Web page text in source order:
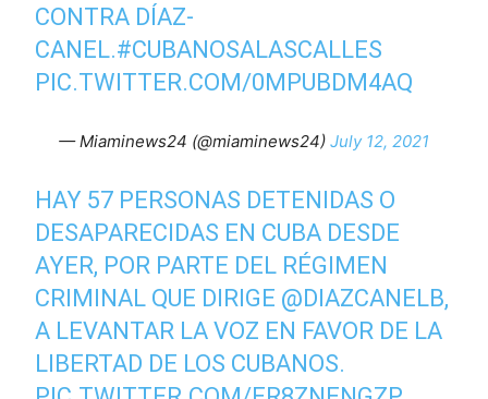
CONTRA DÍAZ-
CANEL.#CUBANOSALASCALLES
PIC.TWITTER.COM/0MPUBDM4AQ
— Miaminews24 (@miaminews24) July 12, 2021
HAY 57 PERSONAS DETENIDAS O
DESAPARECIDAS EN CUBA DESDE
AYER, POR PARTE DEL RÉGIMEN
CRIMINAL QUE DIRIGE @DIAZCANELB,
A LEVANTAR LA VOZ EN FAVOR DE LA
LIBERTAD DE LOS CUBANOS.